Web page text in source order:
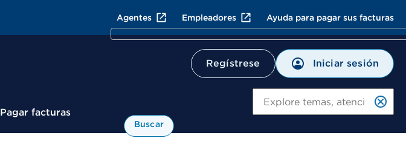
Agentes Empleadores Ayuda para pagar sus facturas
Regístrese Iniciar sesión
Pagar facturas
Buscar